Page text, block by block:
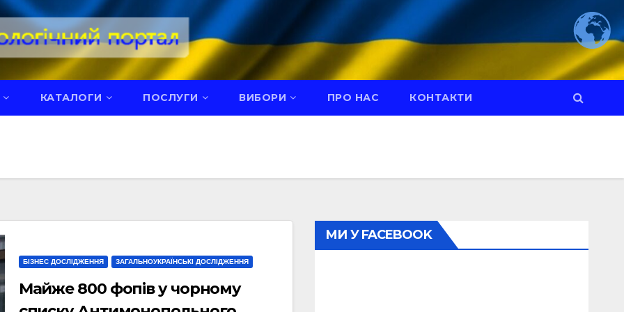
КАТАЛОГИ ПОСЛУГИ ВИБОРИ ПРО НАС КОНТАКТИ
БІЗНЕС ДОСЛІДЖЕННЯ ЗАГАЛЬНОУКРАЇНСЬКІ ДОСЛІДЖЕННЯ
Майже 800 фопів у чорному
МИ У FACEBOOK